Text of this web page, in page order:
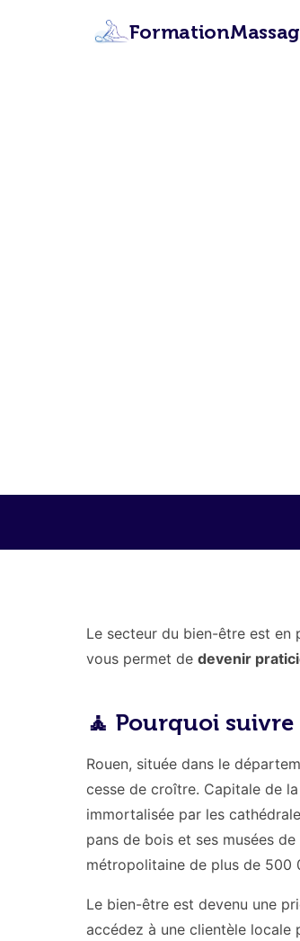
Le secteur du bien-être est en
vous permet de devenir
🧘 Pourquoi
Rouen, située dans le
cesse de croître. Capitale de
immortalisée par les
pans de bois et ses musées
métropolitaine de plus de 500
Le bien-être est devenu une
accédez à une clientèle locale